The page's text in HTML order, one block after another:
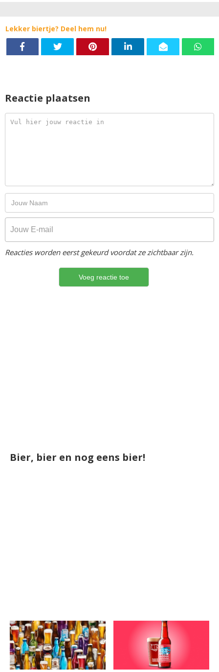
Lekker biertje? Deel hem nu!
Reactie plaatsen
Reacties worden eerst gekeurd voordat ze zichtbaar zijn.
Bier, bier en nog eens bier!